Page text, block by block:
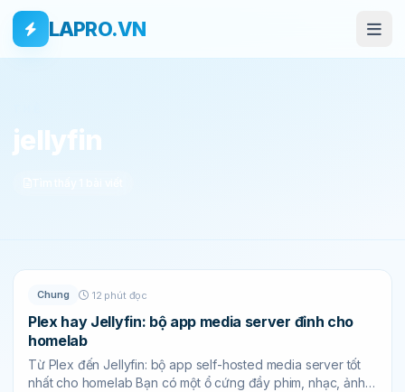
Skip to main content
Bỏ qua tới nội dung
LAPRO.VN
jellyfin
Chung 12 phút đọc
Plex hay Jellyfin: bộ app media server đỉnh cho
homelab
Từ Plex đến Jellyfin: bộ app self-hosted media server tốt
nhất cho homelab Bạn có một ổ cứng đầy phim, nhạc, ảnh